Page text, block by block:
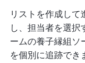
リストを作成して
し、担当者を選択
ームの養子縁組ソ
を個別に追跡でき